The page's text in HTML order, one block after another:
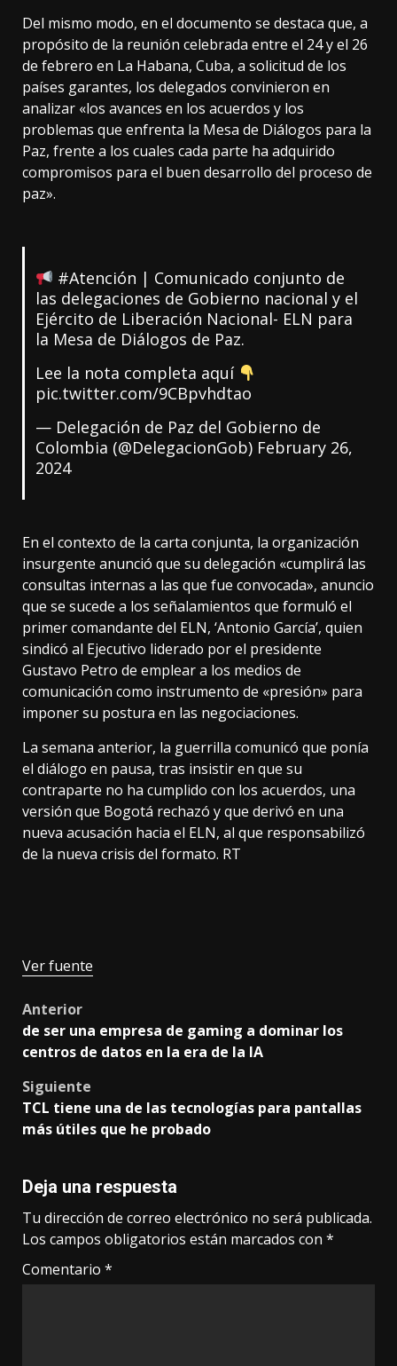
Del mismo modo, en el documento se destaca que, a
propósito de la reunión celebrada entre el 24 y el 26
de febrero en La Habana, Cuba, a solicitud de los
países garantes, los delegados convinieron en
analizar «los avances en los acuerdos y los
problemas que enfrenta la Mesa de Diálogos para la
Paz, frente a los cuales cada parte ha adquirido
compromisos para el buen desarrollo del proceso de
paz».
#Atención | Comunicado conjunto de
las delegaciones de Gobierno nacional y el
Ejército de Liberación Nacional- ELN para
la Mesa de Diálogos de Paz.
Lee la nota completa aquí
pic.twitter.com/9CBpvhdtao
— Delegación de Paz del Gobierno de
Colombia (@DelegacionGob) February 26,
2024
En el contexto de la carta conjunta, la organización
insurgente anunció que su delegación «cumplirá las
consultas internas a las que fue convocada», anuncio
que se sucede a los señalamientos que formuló el
primer comandante del ELN, ‘Antonio García’, quien
sindicó al Ejecutivo liderado por el presidente
Gustavo Petro de emplear a los medios de
comunicación como instrumento de «presión» para
imponer su postura en las negociaciones.
La semana anterior, la guerrilla comunicó que ponía
el diálogo en pausa, tras insistir en que su
contraparte no ha cumplido con los acuerdos, una
versión que Bogotá rechazó y que derivó en una
nueva acusación hacia el ELN, al que responsabilizó
de la nueva crisis del formato. RT
Ver fuente
Post
navigation
Anterior
de ser una empresa de gaming a dominar los
centros de datos en la era de la IA
Siguiente
TCL tiene una de las tecnologías para pantallas
más útiles que he probado
Deja una respuesta
Tu dirección de correo electrónico no será publicada.
Los campos obligatorios están marcados con *
Comentario *